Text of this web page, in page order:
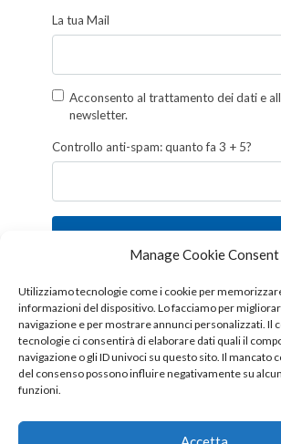
Manage Cookie Consent
Utilizziamo tecnologie come i cookie per
informazioni del dispositivo. Lo facciamo per
navigazione e per mostrare annunci personalizzati. Il
tecnologie ci consentirà di elaborare dati quali il
navigazione o gli ID univoci su questo sito. Il mancato
del consenso possono influire negativamente su
funzioni.
La tua Mail
Acconsento al trattamento dei dati e
newsletter.
Controllo anti-spam: quanto fa 3 + 5?
Follow us!